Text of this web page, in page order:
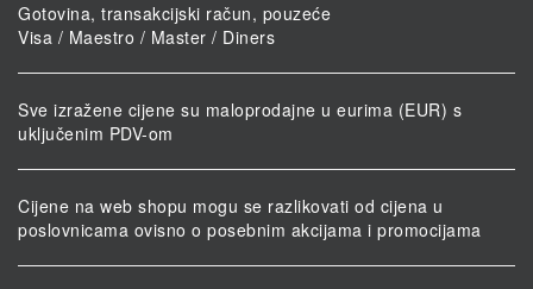
Gotovina, transakcijski račun, pouzeće
Visa / Maestro / Master / Diners
Sve izražene cijene su maloprodajne u eurima (EUR) s
uključenim PDV-om
Cijene na web shopu mogu se razlikovati od cijena u
poslovnicama ovisno o posebnim akcijama i promocijama